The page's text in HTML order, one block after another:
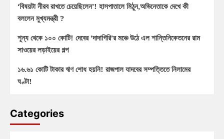
‘বিষয়টা নীরব রাখতে চেয়েছিলেন’! হাসপাতালে মিঠুন,অভিনেতাকে দেখে কী
বললেন মুখ্যমন্ত্রী ?
শূন্য থেকে ১০০ কোটি! দেবের ‘দাদাগিরি’র মঞ্চে উঠে এল শান্তিনিকেতনের রাম
সাওয়ের লড়াইয়ের গল্প
১৬.৬১ কোটি টাকার ঋণ শোধ হয়নি! রাজপাল যাদবের সম্পত্তিতে নিলামের
ঘণ্টা!
Categories